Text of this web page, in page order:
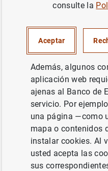
denominados
(SESFOD)
10/04/2015
Resultados de
2015 sobre las
mercados de
derivados OTC
(SESFOD) (55
consulte la
Aceptar
Además, algunos
aplicación web
ajenas al Banco de
servicio. Por
una página —como
mapa o contenidos
instalar cookies. Al
usted acepta las
sus